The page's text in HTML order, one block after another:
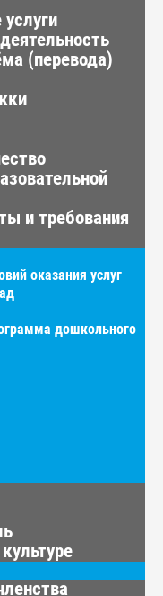
(перевода)
и требования
оказания услуг
дошкольного